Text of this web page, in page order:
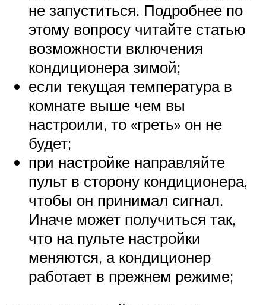
не запуститься. Подробнее по
этому вопросу читайте статью
возможности включения
кондиционера зимой;
если текущая температура в
комнате выше чем вы
настроили, то «греть» он не
будет;
при настройке направляйте
пульт в сторону кондиционера,
чтобы он принимал сигнал.
Иначе может получиться так,
что на пульте настройки
меняются, а кондиционер
работает в прежнем режиме;